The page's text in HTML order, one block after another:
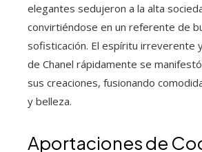
elegantes sedujeron a la alta
convirtiéndose en un referente de
sofisticación. El espíritu irreverente
de Chanel rápidamente se
sus creaciones, fusionando
y belleza.
Aportaciones de